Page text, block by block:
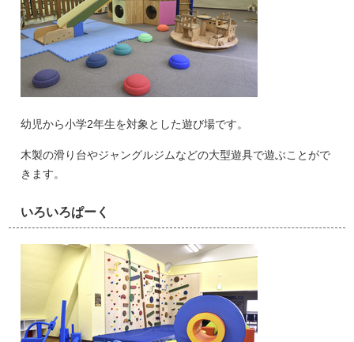
幼児から小学2年生を対象とした遊び場です。
木製の滑り台やジャングルジムなどの大型遊具で遊ぶことがで
きます。
いろいろぱーく